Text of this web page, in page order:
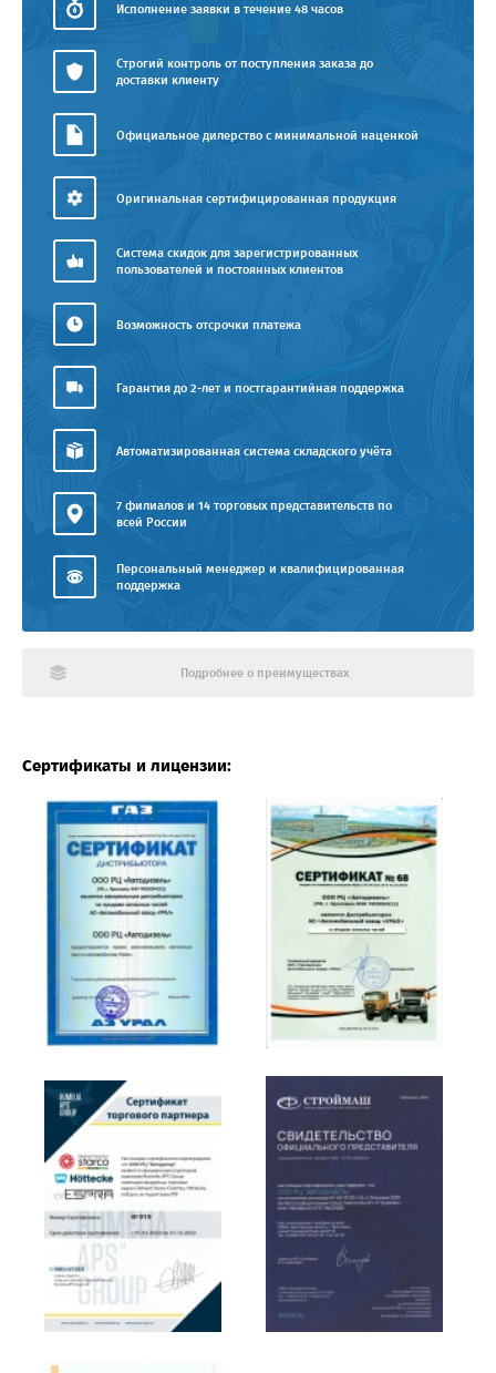
Исполнение заявки в течение 48 часов
Строгий контроль от поступления заказа до
доставки клиенту
Официальное дилерство с минимальной наценкой
Оригинальная сертифицированная продукция
Система скидок для зарегистрированных
пользователей и постоянных клиентов
Возможность отсрочки платежа
Гарантия до 2-лет и постгарантийная поддержка
Автоматизированная система складского учёта
7 филиалов и 14 торговых представительств по
всей России
Персональный менеджер и квалифицированная
поддержка
Подробнее о преимуществах
Сертификаты и лицензии: